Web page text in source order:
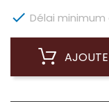
 Délai